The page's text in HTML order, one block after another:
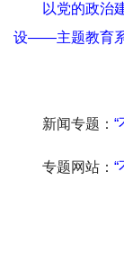
以党的政治
设——主题教育
新闻专题：
专题网站：